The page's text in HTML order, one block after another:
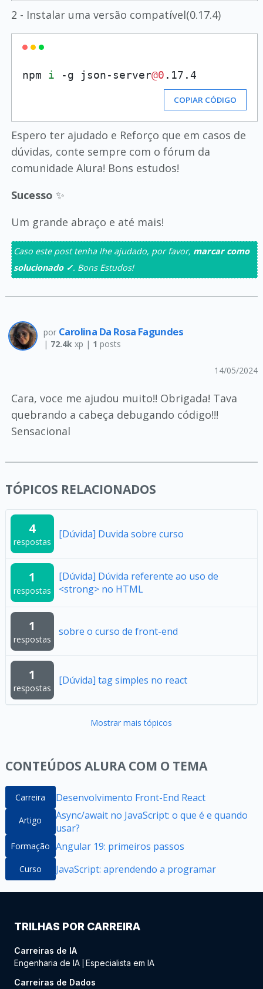
2 - Instalar uma versão compatível(0.17.4)
npm i -g json-server@0
COPIAR CÓDIGO
Espero ter ajudado e Reforço que em casos de
dúvidas, conte sempre com o fórum da
comunidade Alura! Bons estudos!
Sucesso ✨
Um grande abraço e até mais!
Caso este post tenha lhe ajudado, por favor, marcar como
solucionado ✓. Bons Estudos!
por Carolina Da Rosa Fagundes
| 72.4kxp | 1 posts
14/05/2024
Cara, voce me ajudou muito!! Obrigada! Tava
quebrando a cabeça debugando código!!!
Sensacional
TÓPICOS RELACIONADOS
4
respostas
[Dúvida] Duvida sobre curso
1
respostas
[Dúvida] Dúvida referente ao uso de
<strong> no HTML
1
respostas
sobre o curso de front-end
1
respostas
[Dúvida] tag simples no react
Mostrar mais tópicos
CONTEÚDOS ALURA COM O TEMA
Carreira Desenvolvimento Front-End React
Artigo
Async/await no JavaScript: o que é e quando
usar?
Formação Angular 19: primeiros passos
Curso JavaScript: aprendendo a programar
TRILHAS POR CARREIRA
Carreiras de IA
Engenharia de IA Especialista em IA
Carreiras de Dados